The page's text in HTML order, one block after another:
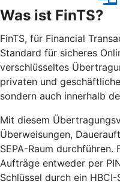
Was ist FinTS?
FinTS, für Financial
Standard für sicheres
verschlüsseltes
privaten und
sondern auch innerhalb
Mit diesem
Überweisungen,
SEPA-Raum durchführen.
Aufträge entweder per
Schlüssel durch ein